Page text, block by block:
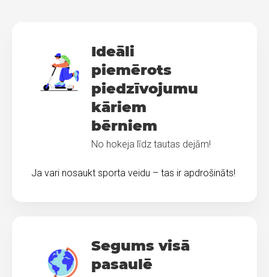
Ideāli
piemērots
piedzīvojumu
kāriem
bērniem
No hokeja līdz tautas dejām!
Ja vari nosaukt sporta veidu – tas ir apdrošināts!
Segums visā
pasaulē